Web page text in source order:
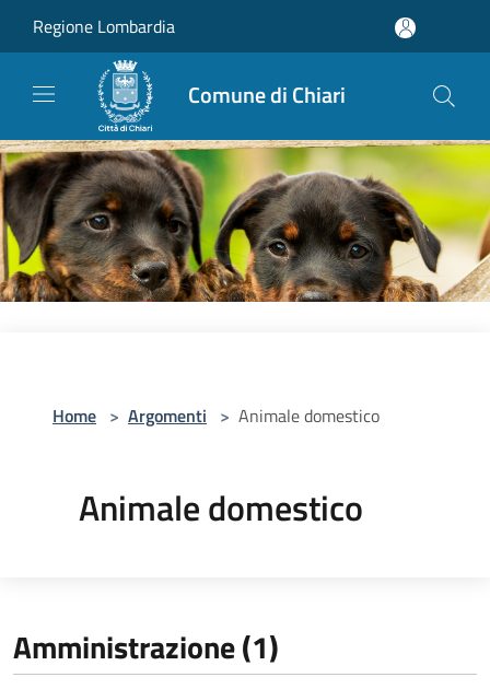
Regione Lombardia
Comune di Chiari
Home > Argomenti > Animale domestico
Animale domestico
Amministrazione (1)